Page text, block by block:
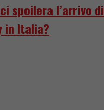
spoilera l’arrivo
in Italia?